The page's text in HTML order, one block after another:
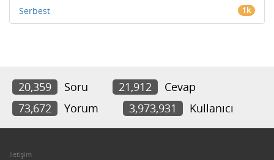
Serbest 1k
20,359 Soru 21,912
Cevap
73,672
Yorum 3,973,931 Kullanıcı
İletişim